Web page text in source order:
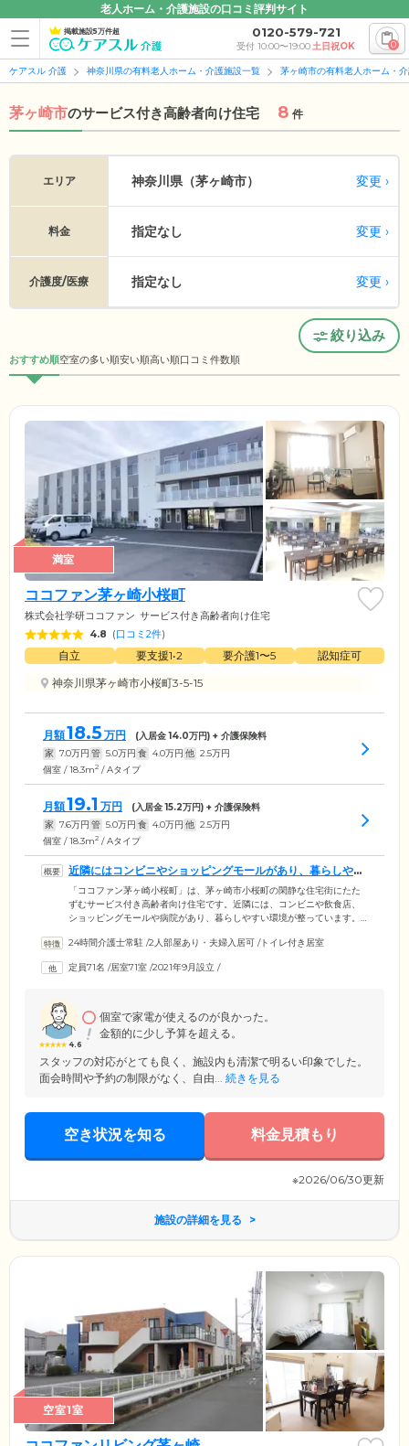
老人ホーム・介護施設の口コミ評判サイト
掲載施設5万件超 0120-579-721
受付 10:00〜19:00土日祝OK 0
ケアスル 介護 神奈川県の有料老人ホーム・介護施設一覧 茅ヶ崎市の有料老人ホーム・
茅ヶ崎市のサービス付き高齢者向け住宅 8 件
エリア 神奈川県（茅ヶ崎市） 変更
料金 指定なし 変更
介護度/医療 指定なし 変更
絞り込み
おすすめ順空室の多い順安い順高い順口コミ件数順
満室
ココファン茅ヶ崎小桜町
株式会社学研ココファン サービス付き高齢者向け住宅
4.8 (口コミ2件)
自立 要支援1•2 要介護1〜5
認知症可
神奈川県茅ヶ崎市小桜町3-5-15
月額18.5 万円 (入居金14.0万円) + 介護保険料
家 7.0万円 管 5.0万円 食 4.0万円 他 2.5万円
個室 / 18.3m2 / Aタイプ
月額19.1 万円 (入居金15.2万円) + 介護保険料
家 7.6万円 管 5.0万円 食 4.0万円 他 2.5万円
個室 / 18.3m2 / Aタイプ
近隣にはコンビニやショッピングモールがあり、暮らしやす
い環境です
「ココファン茅ヶ崎小桜町」は、茅ヶ崎市小桜町の閑静な住宅街にたた
ずむサービス付き高齢者向け住宅です。近隣には、コンビニや飲食店、
ショッピングモールや病院があり、暮らしやすい環境が整っています。
フロントサービスから、定期的な安否確認や緊急時の対応まで、幅広く
なった際に利用が可能ですので、安心して生活を送れます。ご自宅で過
24時間介護士常駐 /2人部屋あり・夫婦入居可 /トイレ付き居室
定員71名 /居室71室 /2021年9月設立 /
4.6
個室で家電が使えるのが良かった。
金額的に少し予算を超える。
スタッフの対応がとても良く、施設内も清潔で明るい印象でした。
面会時間や予約の制限がなく、自由... 続きを見る
空き状況を知る 料金見積もり
※2026/06/30更新
施設の詳細を見る
空室1室